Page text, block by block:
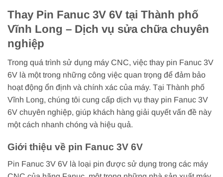
Thay Pin Fanuc 3V 6V tại Thành phố
Vĩnh Long – Dịch vụ sửa chữa chuyên
nghiệp
Trong quá trình sử dụng máy CNC, việc thay pin Fanuc 3V
6V là một trong những công việc quan trọng để đảm bảo
hoạt động ổn định và chính xác của máy. Tại Thành phố
Vĩnh Long, chúng tôi cung cấp dịch vụ thay pin Fanuc 3V
6V chuyên nghiệp, giúp khách hàng giải quyết vấn đề này
một cách nhanh chóng và hiệu quả.
Giới thiệu về pin Fanuc 3V 6V
Pin Fanuc 3V 6V là loại pin được sử dụng trong các máy